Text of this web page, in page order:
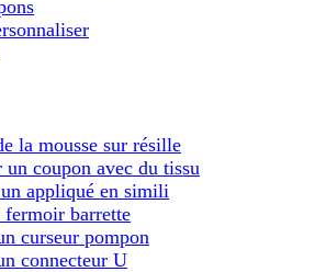
la mousse sur résille
un coupon avec du tissu
appliqué en simili
fermoir barrette
curseur pompon
connecteur U